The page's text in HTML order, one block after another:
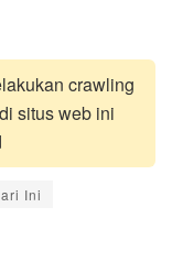
crawling
situs web ini
Ini